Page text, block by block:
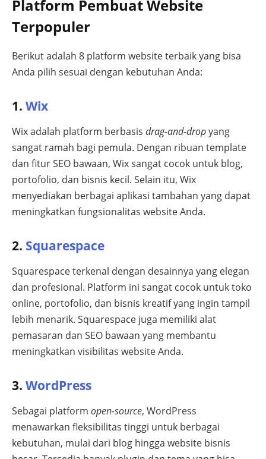
Platform Pembuat Website
Terpopuler
Berikut adalah 8 platform website terbaik yang bisa
Anda pilih sesuai dengan kebutuhan Anda:
1. Wix
Wix adalah platform berbasis drag-and-dropyang
sangat ramah bagi pemula. Dengan ribuan template
dan fitur SEO bawaan, Wix sangat cocok untuk blog,
portofolio, dan bisnis kecil. Selain itu, Wix
menyediakan berbagai aplikasi tambahan yang dapat
meningkatkan fungsionalitas website Anda.
2. Squarespace
Squarespace terkenal dengan desainnya yang elegan
dan profesional. Platform ini sangat cocok untuk toko
online, portofolio, dan bisnis kreatif yang ingin tampil
lebih menarik. Squarespace juga memiliki alat
pemasaran dan SEO bawaan yang membantu
meningkatkan visibilitas website Anda.
3. WordPress
Sebagai platform open-source, WordPress
menawarkan fleksibilitas tinggi untuk berbagai
kebutuhan, mulai dari blog hingga website bisnis